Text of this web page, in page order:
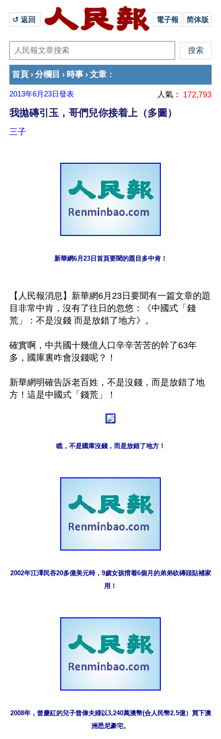
↺ 返回 電子報 简体版
首頁 › 分欄目 › 時事 › 文章 ：
2013年6月23日發表 人氣： 172,793
我拋磚引玉，哥們兒你接着上（多圖）
三子
新華網6月23日首頁要聞的題目多中肯！
【人民報消息】新華網6月23日要聞有一篇文章的題
目非常中肯，沒有了往日的忽悠：《中國式「錢
荒」：不是沒錢 而是放錯了地方》。
確實啊，中共國十幾億人口辛辛苦苦的幹了63年
多，國庫裏咋會沒錢呢？！
新華網明確告訴老百姓，不是沒錢，而是放錯了地
瞧，不是國庫沒錢，而是放錯了地方！
2002年江澤民吞20多億美元時，9歲女孩揹着6個月的弟弟砍磚頭貼補家
用！
2008年，曾慶紅的兒子曾偉夫婦以3,240萬澳幣(合人民幣2.5億）買下澳
洲悉尼豪宅。